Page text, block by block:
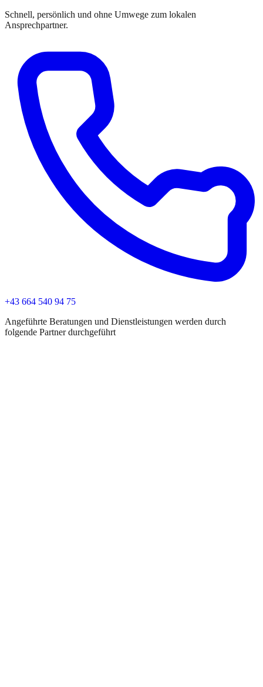
Schnell, persönlich und ohne Umwege zum lokalen
Ansprechpartner.
+43 664 540 94 75
Angeführte Beratungen und Dienstleistungen werden durch
folgende Partner durchgeführt